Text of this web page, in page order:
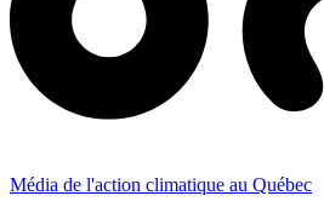
Média de l'action climatique au Québec